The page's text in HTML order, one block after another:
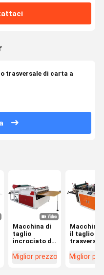
trasversale di carta a
Macchina di
taglio
incrociato da
Miglior prezzo
Macchina
il taglio
ad alta
Miglior